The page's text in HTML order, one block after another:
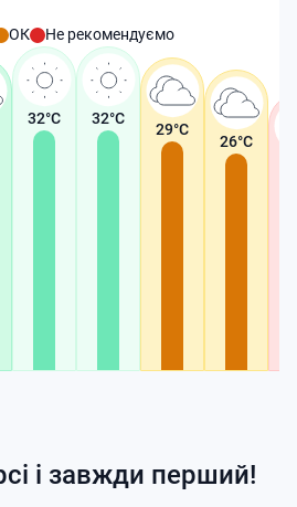
ОК Не рекомендуємо
32°C 32°C
29°C
26°C
і завжди перший!